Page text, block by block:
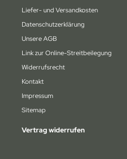
Liefer- und Versandkosten
Datenschutzerklärung
Unsere AGB
Link zur Online-Streitbeilegung
Widerrufsrecht
Kontakt
Impressum
Sitemap
Vertrag widerrufen